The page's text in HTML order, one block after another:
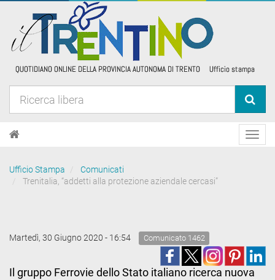
Ufficio Stampa
Comunicati
Trenitalia, “addetti alla protezione aziendale cercasi”
Martedì, 30 Giugno 2020 - 16:54 Comunicato 1462
Il gruppo Ferrovie dello Stato italiano ricerca nuova